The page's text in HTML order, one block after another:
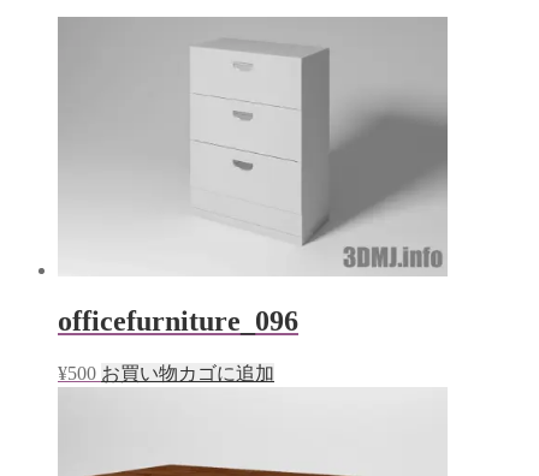
開 し
officefurniture_096
¥500 お買い物カゴに追加